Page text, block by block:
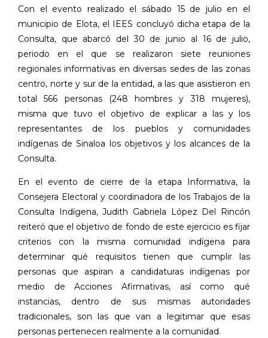
Con el evento realizado el sábado 15 de julio en el
municipio de Elota, el IEES concluyó dicha etapa de la
Consulta, que abarcó del 30 de junio al 16 de julio,
periodo en el que se realizaron siete reuniones
regionales informativas en diversas sedes de las zonas
centro, norte y sur de la entidad, a las que asistieron en
total 566 personas (248 hombres y 318 mujeres),
misma que tuvo el objetivo de explicar a las y los
representantes de los pueblos y comunidades
indígenas de Sinaloa los objetivos y los alcances de la
Consulta.
En el evento de cierre de la etapa Informativa, la
Consejera Electoral y coordinadora de los Trabajos de la
Consulta Indígena, Judith Gabriela López Del Rincón
reiteró que el objetivo de fondo de este ejercicio es fijar
criterios con la misma comunidad indígena para
determinar qué requisitos tienen que cumplir las
personas que aspiran a candidaturas indígenas por
medio de Acciones Afirmativas, así como qué
instancias, dentro de sus mismas autoridades
tradicionales, son las que van a legitimar que esas
personas pertenecen realmente a la comunidad.